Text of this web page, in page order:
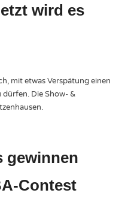
wird es
mit etwas Verspätung einen
dürfen. Die Show- &
gewinnen
Contest